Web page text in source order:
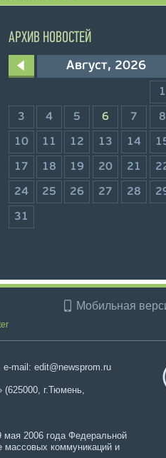
АРХИВ НОВОСТЕЙ
Август, 2026
1
3 4 5 6 7 8
10 11 12 13 14
17 18 19 20 21
24 25 26 27 28
31
Мобильная
mail: edit@newsprom.ru
г.Тюмень,
2006 года Федеральной
массовых коммуникаций и